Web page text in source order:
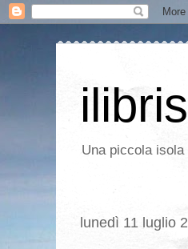
Una piccola
lunedì 11 luglio